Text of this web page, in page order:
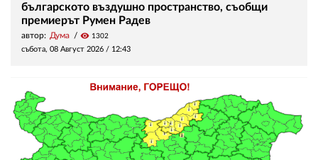
българското въздушно пространство, съобщи
премиерът Румен Радев
автор: Дума visibility 1302
събота, 08 Август 2026 / 12:43